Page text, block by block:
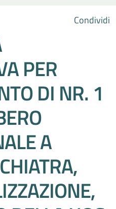
Condividi
PER
DI NR. 1
A